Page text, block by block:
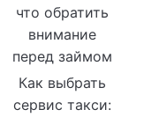
что обратить
внимание
перед займом
Как выбрать
сервис такси: